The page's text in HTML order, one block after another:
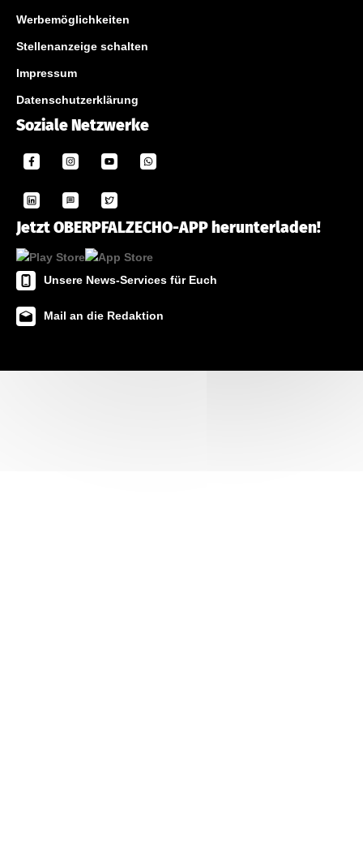
Werbemöglichkeiten
Stellenanzeige schalten
Impressum
Datenschutzerklärung
Soziale Netzwerke
Jetzt OBERPFALZECHO-APP herunterladen!
Unsere News-Services für Euch
Mail an die Redaktion